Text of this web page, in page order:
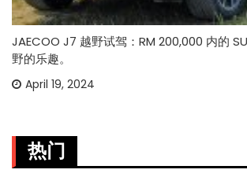
JAECOO J7 越野试驾：RM 200,000 内的
野的乐趣。
April 19, 2024
热门